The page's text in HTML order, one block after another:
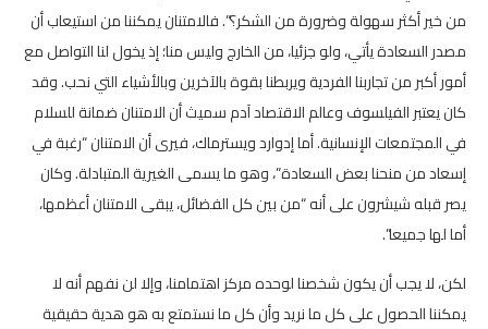
من خير أكثر سهولة وضرورة من الشكر؟”. فالامتنان يمكننا من استيعاب أن
مصدر السعادة يأتي، ولو جزئيا، من الخارج وليس منا؛ إذ يخول لنا التواصل مع
أمور أكبر من تجاربنا الفردية ويربطنا بقوة بالآخرين وبالأشياء التي نحب. وقد
كان يعتبر الفيلسوف وعالم الاقتصاد آدم سميث أن الامتنان ضمانة للسلام
في المجتمعات الإنسانية. أما إدوارد ويسترماك، فيرى أن الامتنان “رغبة في
إسعاد من منحنا بعض السعادة”، وهو ما يسمى الغيرية المتبادلة. وكان
يصر قبله شيشرون على أنه “من بين كل الفضائل، يبقى الامتنان أعظمها،
أما لها جميعا”.
لكن، لا يجب أن يكون شخصنا لوحده مركز اهتمامنا، وإلا لن نفهم أنه لا
يمكننا الحصول على كل ما نريد وأن كل ما نستمتع به هو هدية حقيقية